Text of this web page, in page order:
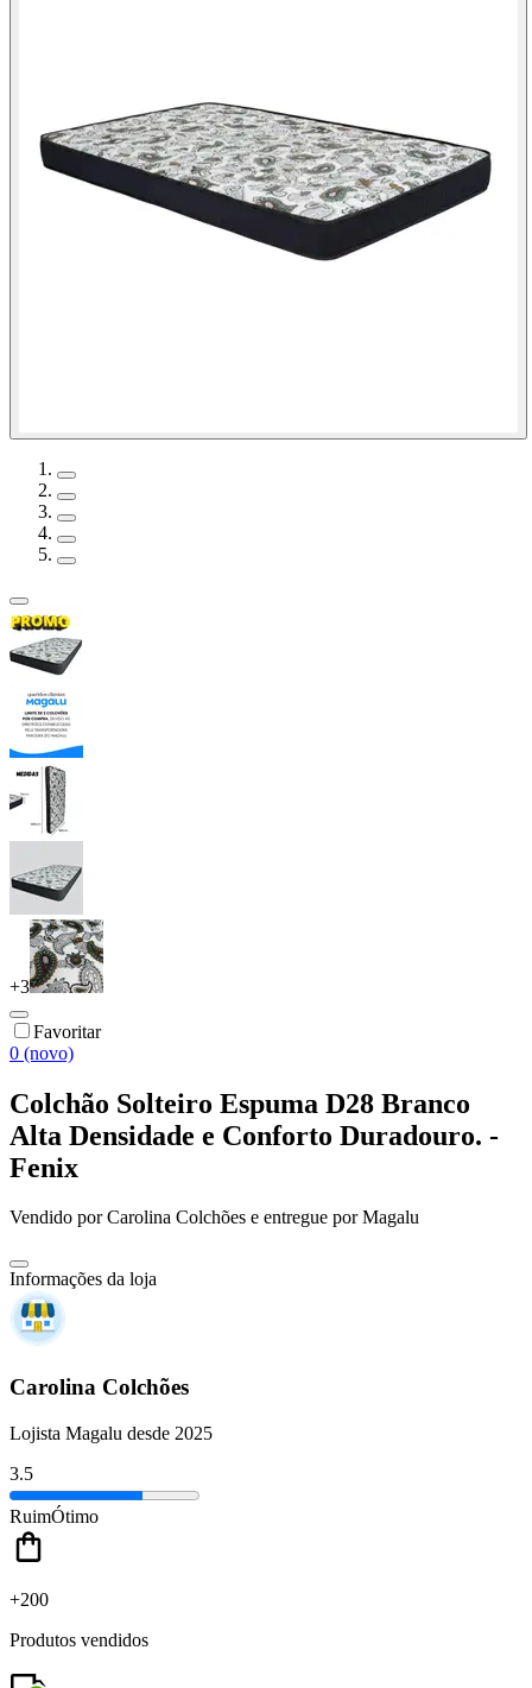
+3
Favoritar
0 (novo)
Colchão Solteiro Espuma D28 Branco
Alta Densidade e Conforto Duradouro. -
Fenix
Vendido porCarolina Colchões e entregue por Magalu
Informações da loja
Carolina Colchões
Lojista Magalu desde 2025
3.5
RuimÓtimo
+200
Produtos vendidos